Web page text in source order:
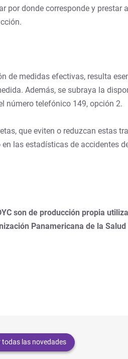
por donde corresponde y
medidas efectivas, resulta
Además, se subraya la
número telefónico 149, opción 2.
que eviten o reduzcan estas
las estadísticas de accidentes
son de producción propia
Panamericana de la
todas las novedades